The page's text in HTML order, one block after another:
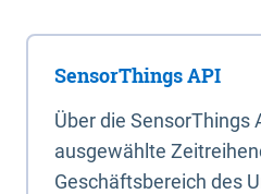
SensorThings API
Über die SensorThings
ausgewählte
Geschäftsbereich des